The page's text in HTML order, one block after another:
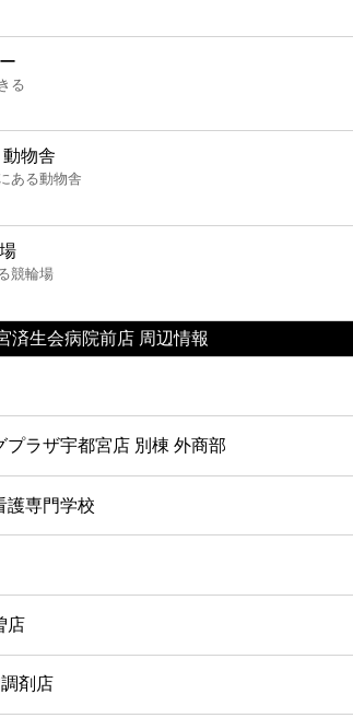
る
物舎
ある動物舎
競輪場
済生会病院前店 周辺情報
プラザ宇都宮店 別棟 外商部
護専門学校
店
剤店